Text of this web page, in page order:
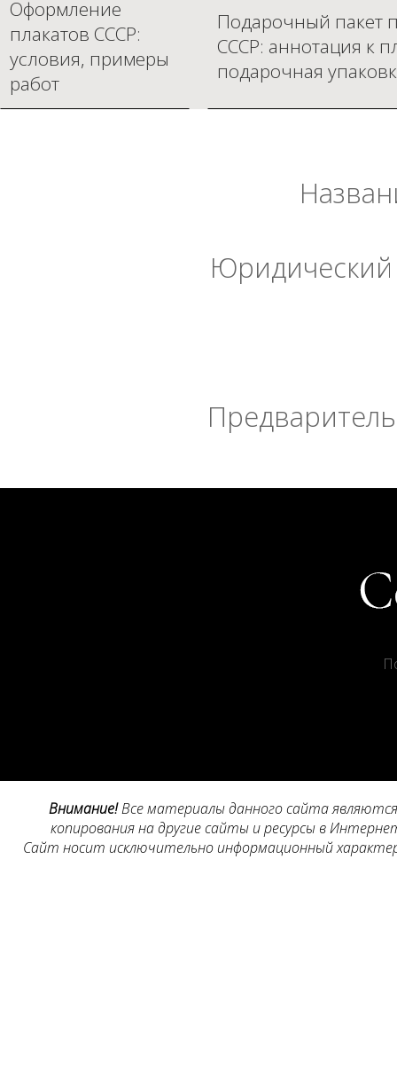
Оформление
плакатов СССР:
условия, примеры
работ
Подарочный пакет
СССР: аннотация к
подарочная
Внимание!Все материалы данного сайта
копирования на другие сайты и ресурсы в
Сайт носит исключительно информационный